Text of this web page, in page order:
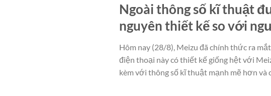
Ngoài thông số kĩ thuật
nguyên thiết kế so với
Hôm nay (28/8), Meizu đã chính thức ra
điện thoại này có thiết kế giống hệt với
kèm với thông số kĩ thuật mạnh mẽ hơn và